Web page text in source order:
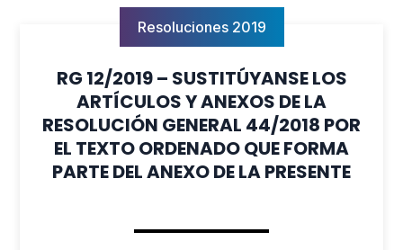
Resoluciones 2019
RG 12/2019 – SUSTITÚYANSE LOS
ARTÍCULOS Y ANEXOS DE LA
RESOLUCIÓN GENERAL 44/2018 POR
EL TEXTO ORDENADO QUE FORMA
PARTE DEL ANEXO DE LA PRESENTE